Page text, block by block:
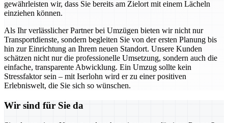
gewährleisten wir, dass Sie bereits am Zielort mit einem Lächeln
einziehen können.
Als Ihr verlässlicher Partner bei Umzügen bieten wir nicht nur
Transportdienste, sondern begleiten Sie von der ersten Planung bis
hin zur Einrichtung an Ihrem neuen Standort. Unsere Kunden
schätzen nicht nur die professionelle Umsetzung, sondern auch die
einfache, transparente Abwicklung. Ein Umzug sollte kein
Stressfaktor sein – mit Iserlohn wird er zu einer positiven
Erlebniswelt, die Sie sich so wünschen.
Wir sind für Sie da